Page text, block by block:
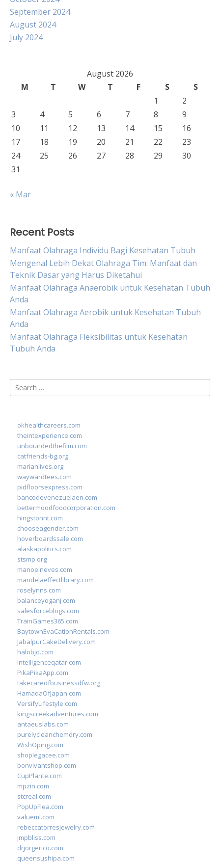
September 2024
August 2024
July 2024
August 2026
M
T W T F S
S
1
2
3
4 5 6 7 8
9
10
11 12 13 14 15
16
17
18 19 20 21 22
23
24
25 26 27 28 29
30
31
« Mar
Recent Posts
Manfaat Olahraga Individu Bagi Kesehatan Tubuh
Mengenal Lebih Dekat Olahraga Tim: Manfaat dan
Teknik Dasar yang Harus Diketahui
Manfaat Olahraga Anaerobik untuk Kesehatan Tubuh
Anda
Manfaat Olahraga Aerobik untuk Kesehatan Tubuh
Anda
Manfaat Olahraga Fleksibilitas untuk Kesehatan
Tubuh Anda
Search
for:
okhealthcareers.com
theintexperience.com
unboundedthefilm.com
catfriends-bg.org
marianlives.org
waywardtees.com
pidfloorsexpress.com
bancodevenezuelaen.com
bettermoodfoodcorporation.com
hingstonnt.com
chooseagender.com
hoverboardssale.com
alaskapolitics.com
stsmp.org
manoelneves.com
mandelaeffectlibrary.com
roselynns.com
balanceyoganj.com
salesforceblogs.com
TrainGames365.com
BaytownEvaCationRentals.com
JabalpurCakeDelivery.com
halobjd.com
intelligenceqatar.com
PikaPikaApp.com
takecareofbusinessdfw.org
HamadaOfJapan.com
VersifyLifestyle.com
kingscreekadventures.com
antaeuslabs.com
purelycleanchemdry.com
WishOping.com
shoplegacee.com
bonvivantshop.com
CupPlante.com
mpzin.com
stcreal.com
PopUpFlea.com
valueml.com
rebeccatorresjewelry.com
jmpbliss.com
drjorgerico.com
queensushipa.com